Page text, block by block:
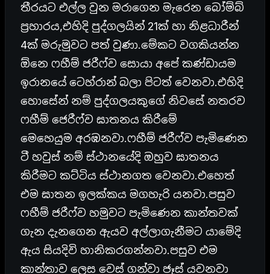
තීරයට එල්ල වුන මරාගෙන මැරෙන බෝම්බ්
ප්‍රහාරය,එහිදි පුද්ගලයින් 21ක් හා නිළධාරීන්
4ක් මරුමුවට පත් වුණා.මේකට වගකියන්න
ඕනෙ ෆහීම් ජරීෆ්ව සොයා අපේ කණ්ඩායම
ඉරානයේ ටෙහ්රාන් බලා පිටත් වෙනවා.එහිදි
හොසේන් නම් පුද්ගලයකුගේ නිවසේ නතරව
ෆහීම් ජෙරීෆ්ව ඝාතනය කිරීමේ
මෙහෙයුම අරඹනවා.ෆහීම් ජරීෆ්ව පැමිණෙන
ටී හවුස් නම් ස්ථානයේදි ඔහුව ඝාතනය
කිරීමට කට්ටිය ස්ථානගත වෙනවා.එහෙත්
එම ඝාතන ඉලක්කය මගහැරි යනවා.පසුව
ෆහීම් ජරීෆ්ව හමුවට පැමිණෙන කාන්තවක්
ගැන දැනගෙන ඇයව අල්ලාගැනීමට යාමේදි
ඇය සියදිවි හානිකරගන්නවා.පසුව එම
කාන්තාව ලෙස වෙස් ගන්වා ජෑස් යවනවා